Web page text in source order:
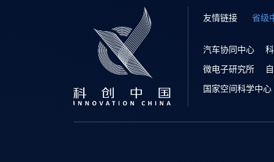
友情链接 省级
汽车协同中心
微电子研究所
国家空间科学中心